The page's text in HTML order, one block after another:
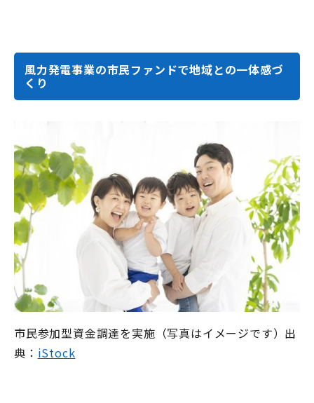
風力発電事業の市民ファンドで地域との一体感づ
くり
市民参加型資金調達を実施（写真はイメージです）出
典： iStock